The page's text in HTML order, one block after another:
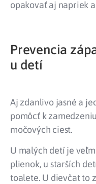
opakovať aj napriek
Prevencia
u detí
Aj zdanlivo jasné a
pomôcť k
močových ciest.
U malých detí je
plienok, u starších
toalete. U dievčat to